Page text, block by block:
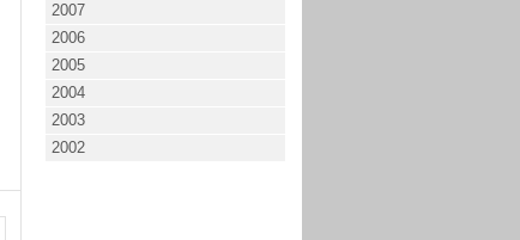
2007
2006
2005
2004
2003
2002